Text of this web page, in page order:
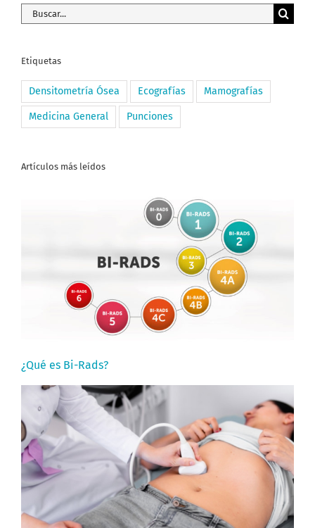
Buscar:
Etiquetas
Densitometría Ósea Ecografías Mamografías
Medicina General Punciones
Artículos más leídos
¿Qué es Bi-Rads?